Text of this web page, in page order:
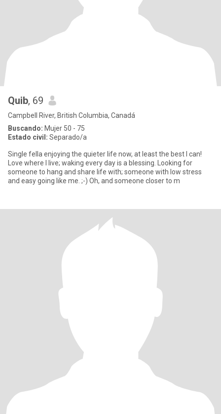
Quib, 69
Campbell River, British Columbia, Canadá
Buscando: Mujer 50 - 75
Estado civil: Separado/a
Single fella enjoying the quieter life now, at least the best I can!
Love where I live; waking every day is a blessing. Looking for
someone to hang and share life with; someone with low stress
and easy going like me. ;-) Oh, and someone closer to m